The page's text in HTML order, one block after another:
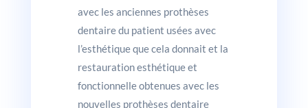
avec les anciennes prothèses
dentaire du patient usées avec
l’esthétique que cela donnait et la
restauration esthétique et
fonctionnelle obtenues avec les
nouvelles prothèses dentaire